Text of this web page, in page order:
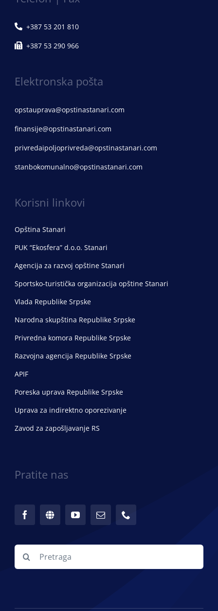
+387 53 201 810
+387 53 290 966
Elektronska pošta
opstauprava@opstinastanari.com
finansije@opstinastanari.com
privredaipoljoprivreda@opstinastanari.com
stanbokomunalno@opstinastanari.com
Korisni linkovi
Opština Stanari
PUK “Ekosfera” d.o.o. Stanari
Agencija za razvoj opštine Stanari
Sportsko-turistička organizacija opštine Stanari
Vlada Republike Srpske
Narodna skupština Republike Srpske
Privredna komora Republike Srpske
Razvojna agencija Republike Srpske
APIF
Poreska uprava Republike Srpske
Uprava za indirektno oporezivanje
Zavod za zapošljavanje RS
Pratite nas
Search
for: